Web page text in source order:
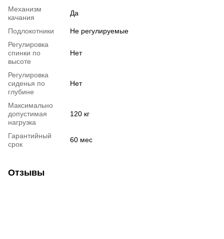
Механизм
качания
Да
Подлокотники
Не регулируемые
Регулировка
спинки по
высоте
Нет
Регулировка
сиденья по
глубине
Нет
Максимально
допустимая
нагрузка
120 кг
Гарантийный
срок
60 мес
Отзывы